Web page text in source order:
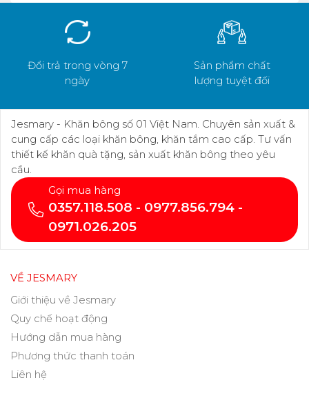
Đổi trả trong vòng 7
ngày
Sản phẩm chất
lượng tuyệt đối
Jesmary - Khăn bông số 01 Việt Nam. Chuyên sản xuất &
cung cấp các loại khăn bông, khăn tắm cao cấp. Tư vấn
thiết kế khăn quà tặng, sản xuất khăn bông theo yêu
cầu.
Gọi mua hàng
0357.118.508 - 0977.856.794 -
0971.026.205
VỀ JESMARY
Giới thiệu về Jesmary
Quy chế hoạt động
Hướng dẫn mua hàng
Phương thức thanh toán
Liên hệ